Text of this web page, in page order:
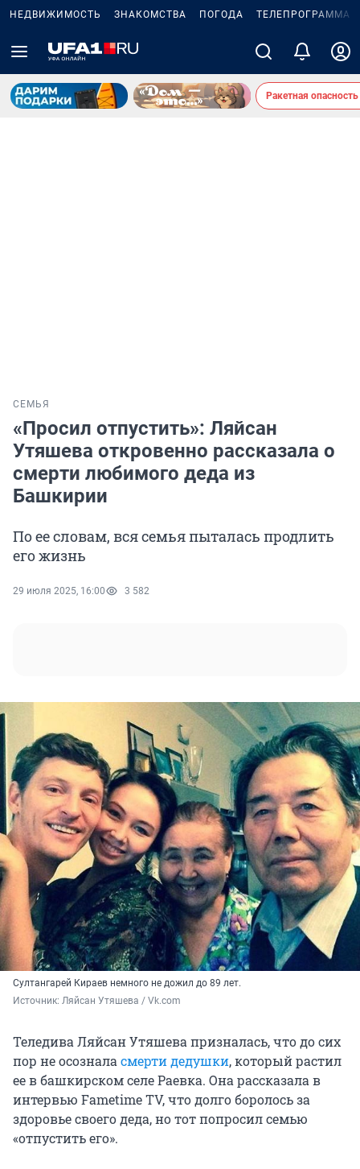
НЕДВИЖИМОСТЬ ЗНАКОМСТВА ПОГОДА ТЕЛЕПРОГРАММА
Ракетная
СЕМЬЯ
«Просил отпустить»: Ляйсан
Утяшева откровенно рассказала о
смерти любимого деда из
Башкирии
По ее словам, вся семья пыталась продлить
его жизнь
29 июля 2025, 16:00 3 582
Султангарей Кираев немного не дожил до 89 лет.
Источник: Ляйсан Утяшева / Vk.com
Теледива Ляйсан Утяшева призналась, что до сих
пор не осознала смерти дедушки, который растил
ее в башкирском селе Раевка. Она рассказала в
интервью Fametime TV, что долго боролось за
здоровье своего деда, но тот попросил семью
«отпустить его».